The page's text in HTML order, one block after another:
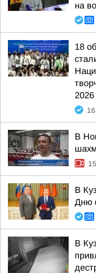
на
18
2026
В
В
Дню
В